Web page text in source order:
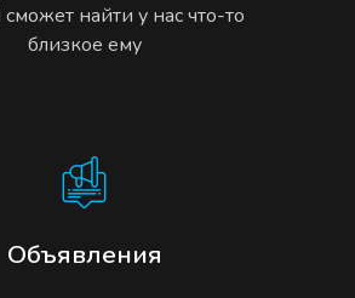
найти у нас что-то
близкое ему
Объявления